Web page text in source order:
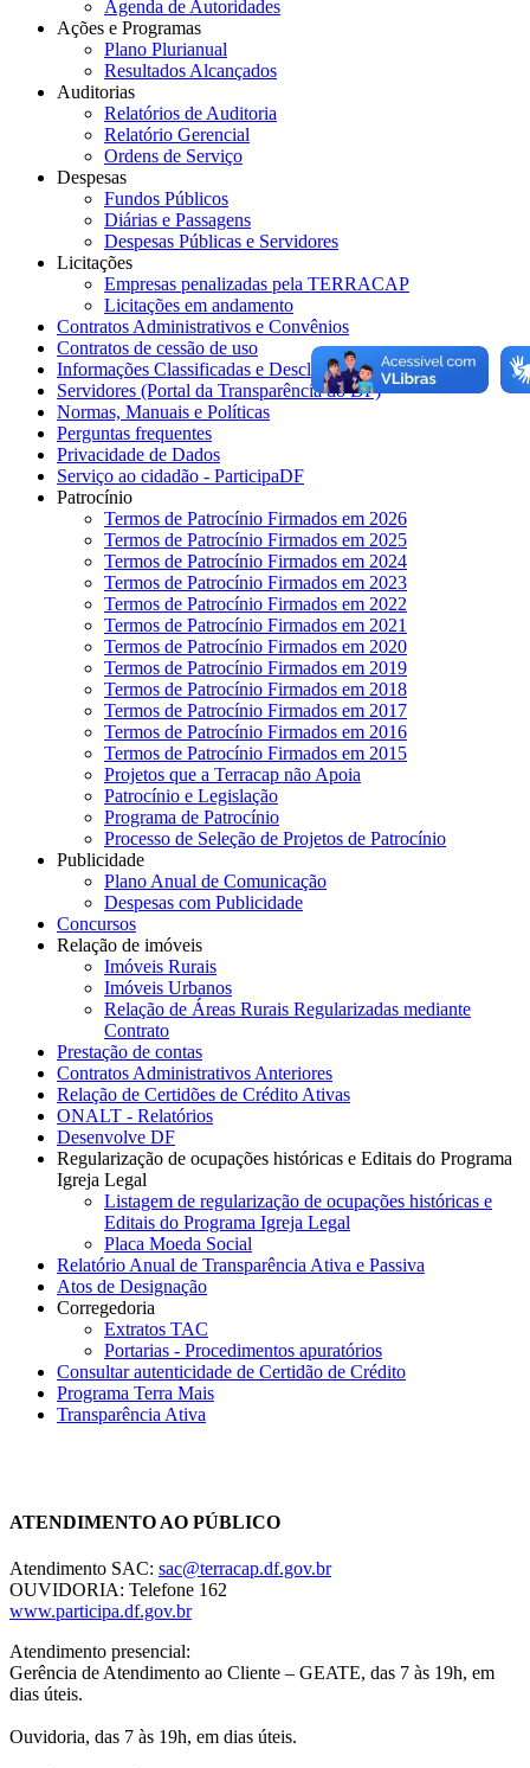
Agenda de Autoridades
Ações e Programas
Plano Plurianual
Resultados Alcançados
Auditorias
Relatórios de Auditoria
Relatório Gerencial
Ordens de Serviço
Despesas
Fundos Públicos
Diárias e Passagens
Despesas Públicas e Servidores
Licitações
Empresas penalizadas pela TERRACAP
Licitações em andamento
Contratos Administrativos e Convênios
Contratos de cessão de uso
Informações Classificadas e Desclassificadas
Servidores (Portal da Transparência do DF)
Normas, Manuais e Políticas
Perguntas frequentes
Privacidade de Dados
Serviço ao cidadão - ParticipaDF
Patrocínio
Termos de Patrocínio Firmados em 2026
Termos de Patrocínio Firmados em 2025
Termos de Patrocínio Firmados em 2024
Termos de Patrocínio Firmados em 2023
Termos de Patrocínio Firmados em 2022
Termos de Patrocínio Firmados em 2021
Termos de Patrocínio Firmados em 2020
Termos de Patrocínio Firmados em 2019
Termos de Patrocínio Firmados em 2018
Termos de Patrocínio Firmados em 2017
Termos de Patrocínio Firmados em 2016
Termos de Patrocínio Firmados em 2015
Projetos que a Terracap não Apoia
Patrocínio e Legislação
Programa de Patrocínio
Processo de Seleção de Projetos de Patrocínio
Publicidade
Plano Anual de Comunicação
Despesas com Publicidade
Concursos
Relação de imóveis
Imóveis Rurais
Imóveis Urbanos
Relação de Áreas Rurais Regularizadas mediante
Contrato
Prestação de contas
Contratos Administrativos Anteriores
Relação de Certidões de Crédito Ativas
ONALT - Relatórios
Desenvolve DF
Regularização de ocupações históricas e Editais do Programa
Igreja Legal
Listagem de regularização de ocupações históricas e
Editais do Programa Igreja Legal
Placa Moeda Social
Relatório Anual de Transparência Ativa e Passiva
Atos de Designação
Corregedoria
Extratos TAC
Portarias - Procedimentos apuratórios
Consultar autenticidade de Certidão de Crédito
Programa Terra Mais
Transparência Ativa
ATENDIMENTO AO PÚBLICO
Atendimento SAC: sac@terracap.df.gov.br
OUVIDORIA: Telefone 162
www.participa.df.gov.br
Atendimento presencial:
Gerência de Atendimento ao Cliente – GEATE, das 7 às 19h, em
dias úteis.
Ouvidoria, das 7 às 19h, em dias úteis.